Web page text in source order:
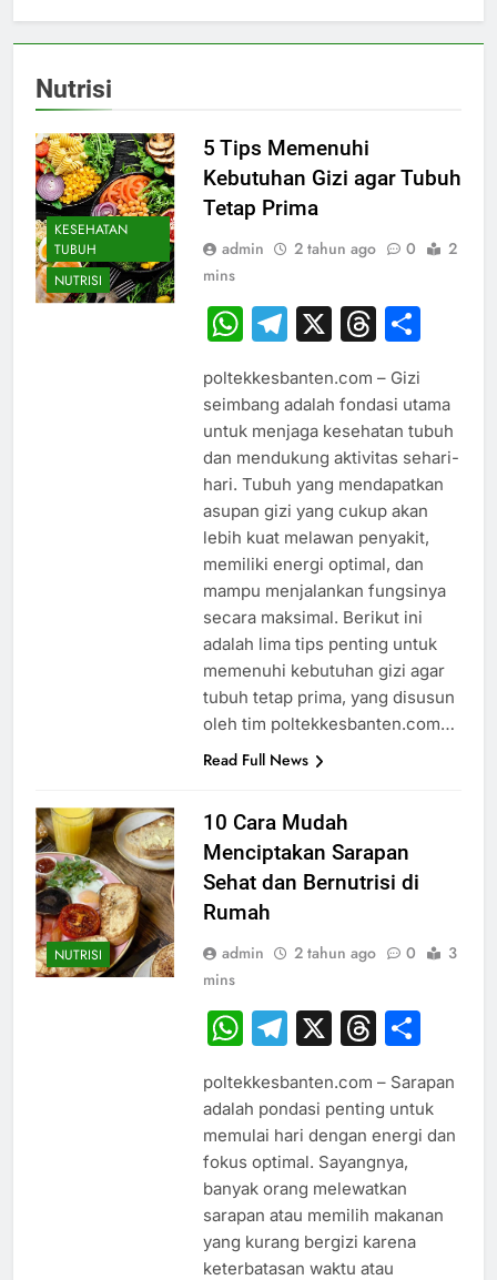
Nutrisi
KESEHATAN
TUBUH
NUTRISI
5 Tips Memenuhi
Kebutuhan Gizi agar Tubuh
Tetap Prima
admin 2 tahun ago 0
2
mins
WhatsApp
Telegram
X
poltekkesbanten.com – Gizi
seimbang adalah fondasi utama
untuk menjaga kesehatan tubuh
dan mendukung aktivitas sehari-
hari. Tubuh yang mendapatkan
asupan gizi yang cukup akan
lebih kuat melawan penyakit,
memiliki energi optimal, dan
mampu menjalankan fungsinya
secara maksimal. Berikut ini
adalah lima tips penting untuk
memenuhi kebutuhan gizi agar
tubuh tetap prima, yang disusun
oleh tim poltekkesbanten.com…
Read Full News
NUTRISI
10 Cara Mudah
Menciptakan Sarapan
Sehat dan Bernutrisi di
Rumah
admin 2 tahun ago 0
3
mins
WhatsApp
Telegram
X
poltekkesbanten.com – Sarapan
adalah pondasi penting untuk
memulai hari dengan energi dan
fokus optimal. Sayangnya,
banyak orang melewatkan
sarapan atau memilih makanan
yang kurang bergizi karena
keterbatasan waktu atau